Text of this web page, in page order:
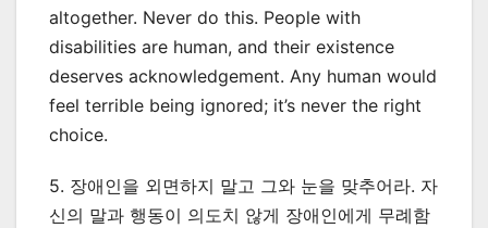
altogether. Never do this. People with
disabilities are human, and their existence
deserves acknowledgement. Any human would
feel terrible being ignored; it’s never the right
choice.
5. 장애인을 외면하지 말고 그와 눈을 맞추어라. 자
신의 말과 행동이 의도치 않게 장애인에게 무례함